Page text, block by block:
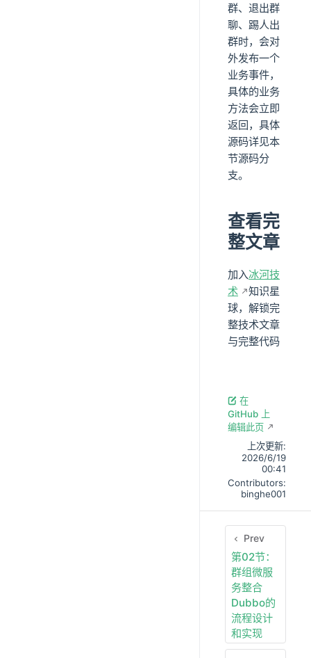
群、退出群
聊、踢人出
群时，会对
外发布一个
业务事件，
具体的业务
方法会立即
返回，具体
源码详见本
节源码分
支。
查看完
整文章
加入冰河技
术
知识星
球，解锁完
整技术文章
与完整代码
在
GitHub 上
编辑此页
上次更新:
2026/6/19
00:41
Contributors:
binghe001
Prev
第02节：
群组微服
务整合
Dubbo的
流程设计
和实现